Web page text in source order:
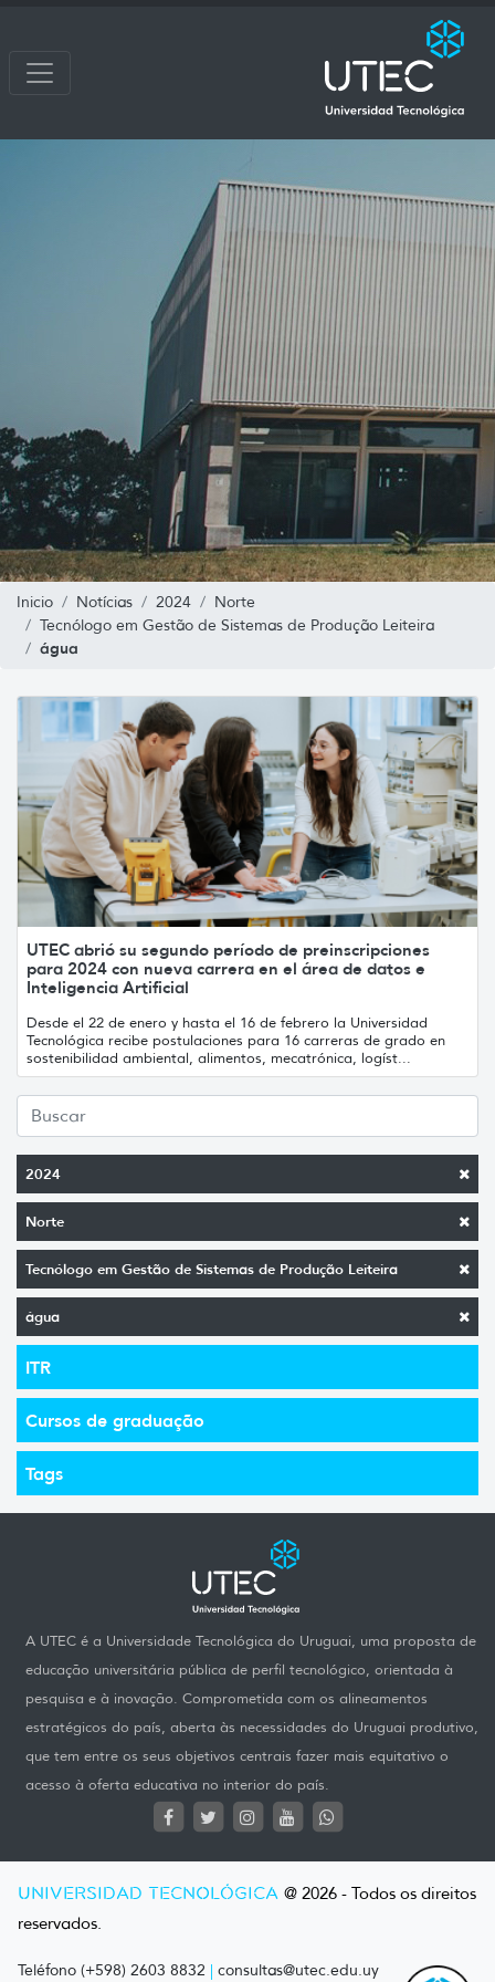
Inicio Notícias 2024
Norte
Tecnólogo em Gestão de Sistemas de Produção Leiteira
água
2024
Norte
Tecnólogo em Gestão de Sistemas de Produção Leiteira
água
ITR
Cursos de graduação
Tags
UTEC abrió su segundo período de preinscripciones
para 2024 con nueva carrera en el área de datos e
Inteligencia Artificial
Desde el 22 de enero y hasta el 16 de febrero la Universidad
Tecnológica recibe postulaciones para 16 carreras de grado en
sostenibilidad ambiental, alimentos, mecatrónica, logíst...
A UTEC é a Universidade Tecnológica do Uruguai, uma proposta de
educação universitária pública de perfil tecnológico, orientada à
pesquisa e à inovação. Comprometida com os alineamentos
estratégicos do país, aberta às necessidades do Uruguai produtivo,
que tem entre os seus objetivos centrais fazer mais equitativo o
acesso à oferta educativa no interior do país.
UNIVERSIDAD TECNOLÓGICA @ 2026 - Todos os direitos
reservados.
Teléfono (+598) 2603 8832 | consultas@utec.edu.uy